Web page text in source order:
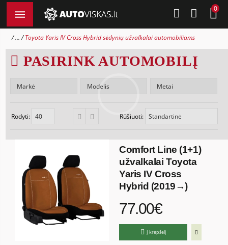
0
... Toyota Yaris IV Cross Hybrid sėdynių užvalkalai automobiliams
PASIRINK AUTOMOBILĮ
Rūšiuoti:
Rodyti:
Comfort Line (1+1)
užvalkalai Toyota
Yaris IV Cross
Hybrid (2019→)
77.00€
Į krepšelį